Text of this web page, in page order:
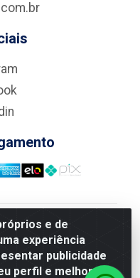
e de
experiência
publicidade
perfil e melhorar a
de Construção LTDA
Da Penha, Rio de
11.003.135/0001-